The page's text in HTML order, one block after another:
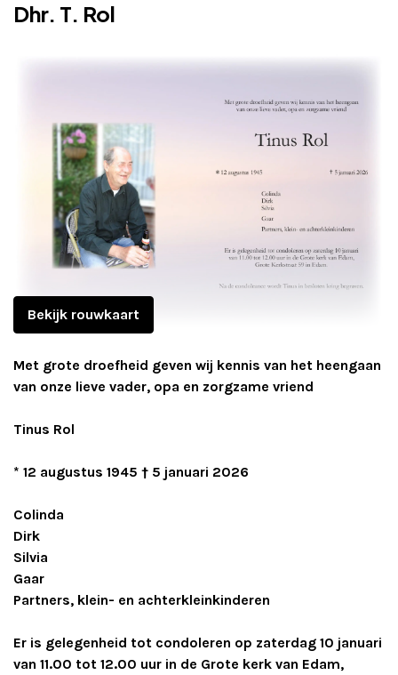
Adverteren
Dhr. T. Rol
Bekijk rouwkaart
Met grote droefheid geven wij kennis van het heengaan
van onze lieve vader, opa en zorgzame vriend
Tinus Rol
* 12 augustus 1945 † 5 januari 2026
Colinda
Dirk
Silvia
Gaar
Partners, klein- en achterkleinkinderen
Er is gelegenheid tot condoleren op zaterdag 10 januari
van 11.00 tot 12.00 uur in de Grote kerk van Edam,